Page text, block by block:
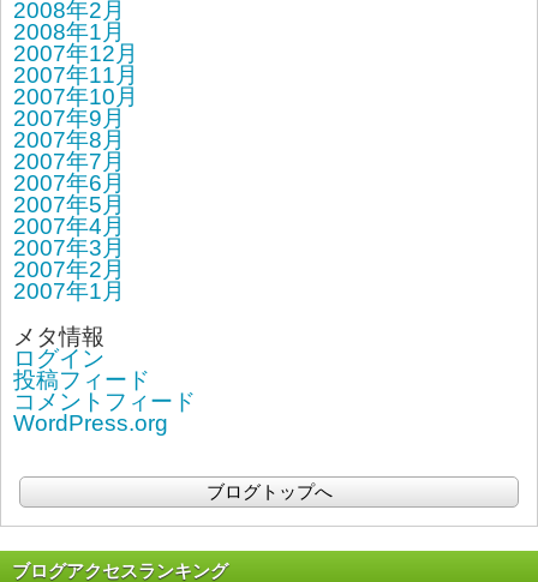
2008年2月
2008年1月
2007年12月
2007年11月
2007年10月
2007年9月
2007年8月
2007年7月
2007年6月
2007年5月
2007年4月
2007年3月
2007年2月
2007年1月
メタ情報
ログイン
投稿フィード
コメントフィード
WordPress.org
ブログトップへ
ブログアクセスランキング